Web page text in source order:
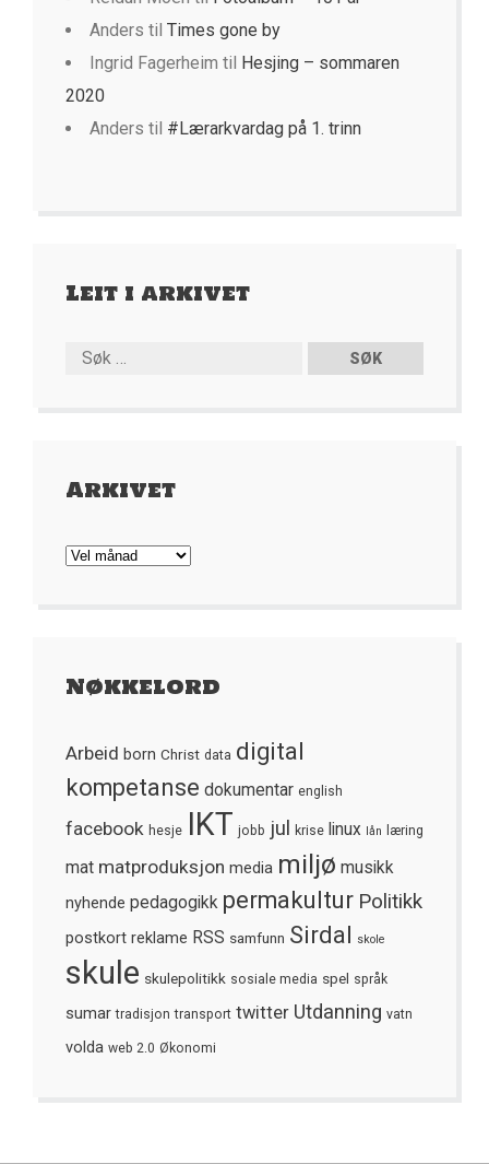
Anders til Times gone by
Ingrid Fagerheim til Hesjing – sommaren
2020
Anders til #Lærarkvardag på 1. trinn
Leit i arkivet
Arkivet
Arkivet
Nøkkelord
Arbeid born Christ data digital
kompetanse dokumentar english
facebook hesje IKT jobb jul krise linux lån læring
mat matproduksjon media miljø musikk
nyhende pedagogikk permakultur Politikk
postkort reklame RSS samfunn Sirdal skole
skule skulepolitikk sosiale media spel språk
sumar tradisjon transport twitter Utdanning vatn
volda web 2.0 Økonomi